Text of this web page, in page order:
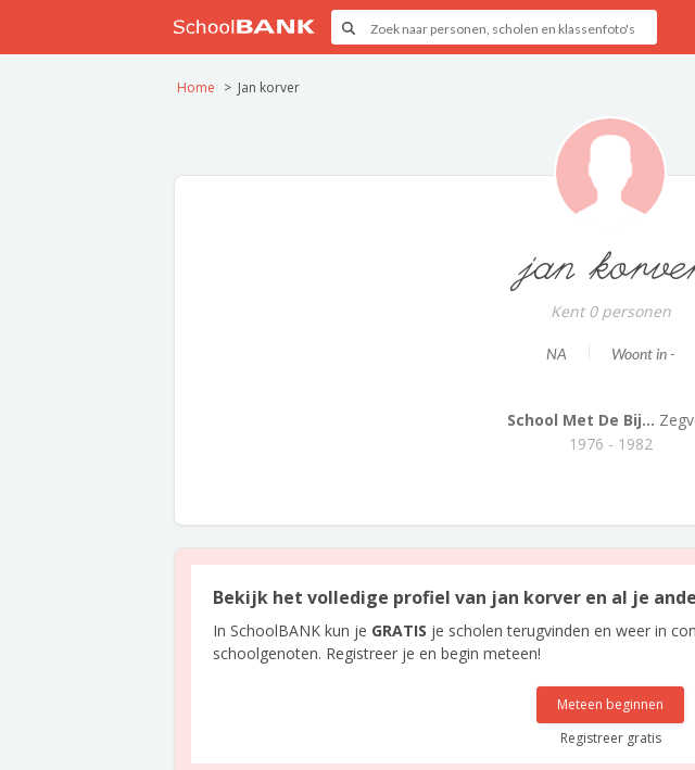
Home Jan korver
jan
Kent 0 personen
NA Woont in -
School Met De Bij...
1976 - 1982
Bekijk het volledige profiel van jan korver en al je
In SchoolBANK kun je GRATIS je scholen terugvinden en weer in
schoolgenoten. Registreer je en begin meteen!
Meteen beginnen
Registreer gratis